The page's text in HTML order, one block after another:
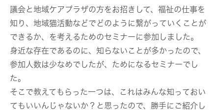
議会と地域ケアプラザの方をお招きして、福祉の仕事を
知り、地域猫活動などでどのように繋がっていくことが
できるか、を考えるためのセミナーに参加しました。
身近な存在であるのに、知らないことが多かったので、
参加人数は少なめでしたが、ためになるセミナーでし
た。
そこで教えてもらった一つは、これはみんな知っておい
てもいいんじゃないか？と思ったので、勝手にご紹介し